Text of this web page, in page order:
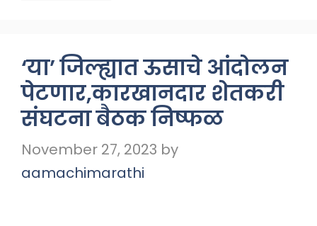
‘या’ जिल्ह्यात ऊसाचे आंदोलन
पेटणार,कारखानदार शेतकरी
संघटना बैठक निष्फळ
November 27, 2023 by
aamachimarathi